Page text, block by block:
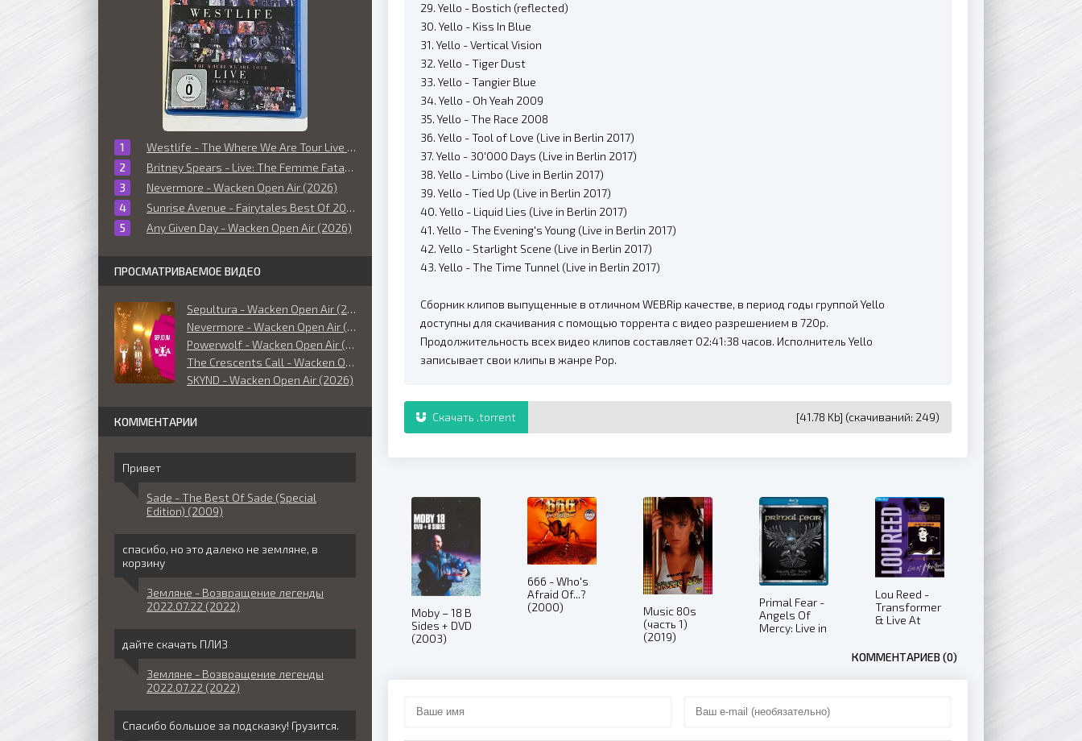
29. Yello - Bostich (reflected)
30. Yello - Kiss In Blue
31. Yello - Vertical Vision
32. Yello - Tiger Dust
33. Yello - Tangier Blue
34. Yello - Oh Yeah 2009
35. Yello - The Race 2008
36. Yello - Tool of Love (Live in Berlin 2017)
37. Yello - 30'000 Days (Live in Berlin 2017)
38. Yello - Limbo (Live in Berlin 2017)
39. Yello - Tied Up (Live in Berlin 2017)
40. Yello - Liquid Lies (Live in Berlin 2017)
41. Yello - The Evening's Young (Live in Berlin 2017)
42. Yello - Starlight Scene (Live in Berlin 2017)
43. Yello - The Time Tunnel (Live in Berlin 2017)
Сборник клипов выпущенные в отличном WEBRip качестве, в период годы группой Yello
доступны для скачивания с помощью торрента с видео разрешением в 720p.
Продолжительность всех видео клипов составляет 02:41:38 часов. Исполнитель Yello
записывает свои клипы в жанре Pop.
Скачать .torrent [41.78 Kb] (cкачиваний: 249)
Moby – 18 B
Sides + DVD
(2003)
666 - Who's
Afraid Of...?
(2000)
Music 80s
(часть 1)
(2019)
Primal Fear -
Angels Of
Mercy: Live in
Lou Reed -
Transformer
& Live At
КОММЕНТАРИЕВ (0)
Westlife - The Where We Are Tour Live From The O2 (2010)
Britney Spears - Live: The Femme Fatale Tour (2011)
Nevermore - Wacken Open Air (2026)
Sunrise Avenue - Fairytales Best Of 2006-2014 (Live at O² World Hamburg) (2014)
Any Given Day - Wacken Open Air (2026)
ПРОСМАТРИВАЕМОЕ ВИДЕО
Sepultura - Wacken Open Air (2026)
Nevermore - Wacken Open Air (2026)
Powerwolf - Wacken Open Air (2026)
The Crescents Call - Wacken Open Air (2026)
SKYND - Wacken Open Air (2026)
КОММЕНТАРИИ
Привет
Sade - The Best Of Sade (Special
Edition) (2009)
спасибо, но это далеко не земляне, в
корзину
Земляне - Возвращение легенды
2022.07.22 (2022)
дайте скачать ПЛИЗ
Земляне - Возвращение легенды
2022.07.22 (2022)
Спасибо большое за подсказку! Грузится.